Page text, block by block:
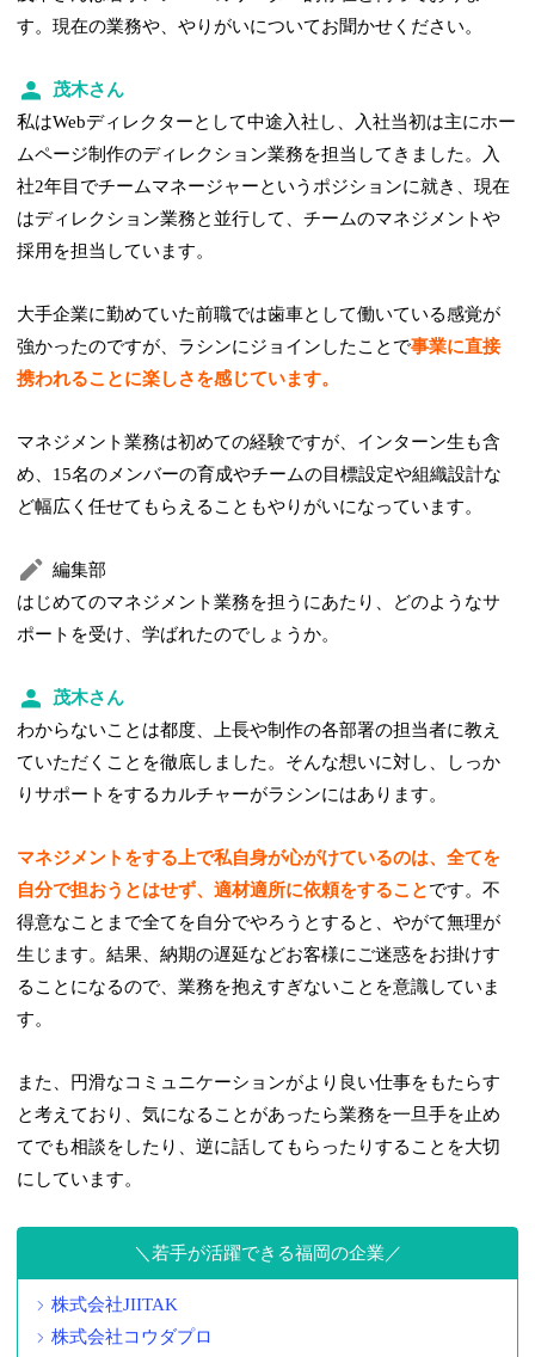
す。現在の業務や、やりがいについてお聞かせください。
茂木さん
私はWebディレクターとして中途入社し、入社当初は主にホー
ムページ制作のディレクション業務を担当してきました。入
社2年目でチームマネージャーというポジションに就き、現在
はディレクション業務と並行して、チームのマネジメントや
採用を担当しています。
大手企業に勤めていた前職では歯車として働いている感覚が
強かったのですが、ラシンにジョインしたことで事業に直接
携われることに楽しさを感じています。
マネジメント業務は初めての経験ですが、インターン生も含
め、15名のメンバーの育成やチームの目標設定や組織設計な
ど幅広く任せてもらえることもやりがいになっています。
編集部
はじめてのマネジメント業務を担うにあたり、どのようなサ
ポートを受け、学ばれたのでしょうか。
茂木さん
わからないことは都度、上長や制作の各部署の担当者に教え
ていただくことを徹底しました。そんな想いに対し、しっか
りサポートをするカルチャーがラシンにはあります。
マネジメントをする上で私自身が心がけているのは、全てを
自分で担おうとはせず、適材適所に依頼をすることです。不
得意なことまで全てを自分でやろうとすると、やがて無理が
生じます。結果、納期の遅延などお客様にご迷惑をお掛けす
ることになるので、業務を抱えすぎないことを意識していま
す。
また、円滑なコミュニケーションがより良い仕事をもたらす
と考えており、気になることがあったら業務を一旦手を止め
てでも相談をしたり、逆に話してもらったりすることを大切
にしています。
若手が活躍できる福岡の企業
株式会社JIITAK
株式会社コウダプロ